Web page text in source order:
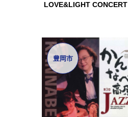
LOVE&LIGHT CONCERT
豊岡市